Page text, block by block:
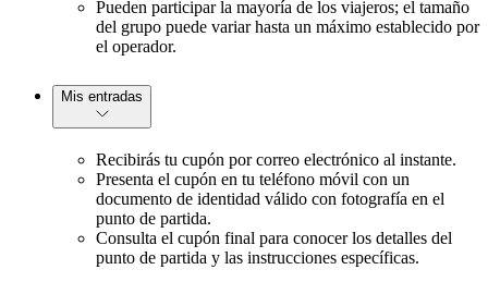
Pueden participar la mayoría de los viajeros; el tamaño
del grupo puede variar hasta un máximo establecido por
el operador.
Mis entradas
Recibirás tu cupón por correo electrónico al instante.
Presenta el cupón en tu teléfono móvil con un
documento de identidad válido con fotografía en el
punto de partida.
Consulta el cupón final para conocer los detalles del
punto de partida y las instrucciones específicas.